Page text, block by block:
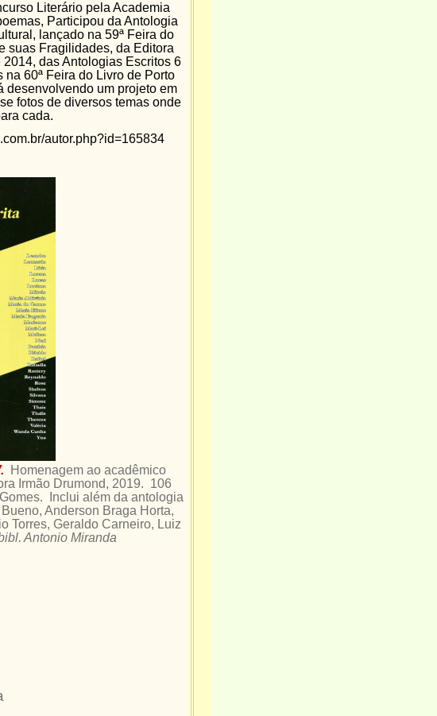
Literário pela Academia
Participou da Antologia
lançado na 59ª Feira do
suas Fragilidades, da Editora
das Antologias Escritos 6
60ª Feira do Livro de Porto
desenvolvendo um projeto em
fotos de diversos temas onde
cada.
autor.php?id=165834
Homenagem ao acadêmico
Irmão Drumond, 2019. 106
Inclui além da antologia
Anderson Braga Horta,
Torres, Geraldo Carneiro, Luiz
Antonio Miranda